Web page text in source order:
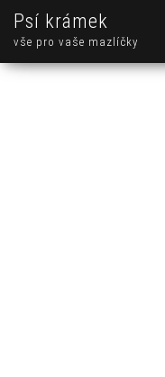
Psí krámek
vše pro vaše mazlíčky